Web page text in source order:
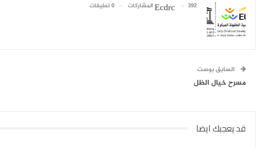
Ecdrc 392 المشاركات 0 تعليقات
السابق بوست
مسرح خيال الظل
قد يعجبك ايضا